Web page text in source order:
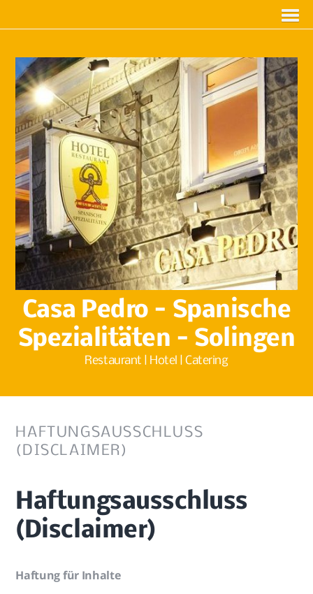
Casa Pedro - Spanische
Spezialitäten - Solingen
Restaurant | Hotel | Catering
HAFTUNGSAUSSCHLUSS
(DISCLAIMER)
Haftungsausschluss
(Disclaimer)
Haftung für Inhalte